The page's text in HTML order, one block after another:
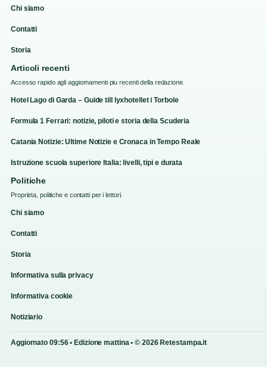
Chi siamo
Contatti
Storia
Articoli recenti
Accesso rapido agli aggiornamenti piu recenti della redazione.
Hotel Lago di Garda – Guide till lyxhotellet i Torbole
Formula 1 Ferrari: notizie, piloti e storia della Scuderia
Catania Notizie: Ultime Notizie e Cronaca in Tempo Reale
Istruzione scuola superiore Italia: livelli, tipi e durata
Politiche
Proprieta, politiche e contatti per i lettori.
Chi siamo
Contatti
Storia
Informativa sulla privacy
Informativa cookie
Notiziario
Aggiornato 09:56 • Edizione mattina • © 2026 Retestampa.it